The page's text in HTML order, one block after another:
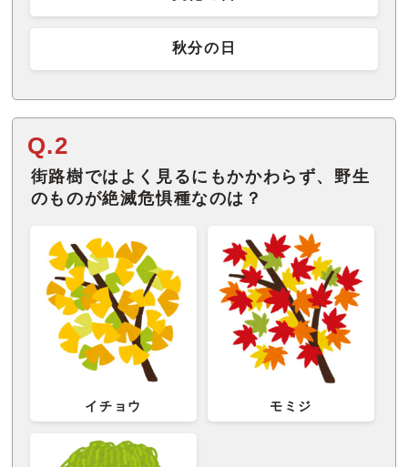
秋分の日
Q.2
街路樹ではよく見るにもかかわらず、野生
のものが絶滅危惧種なのは？
イチョウ モミジ